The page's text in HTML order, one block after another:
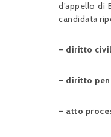
d’appello di
candidata
– diritto
– diritto
– atto